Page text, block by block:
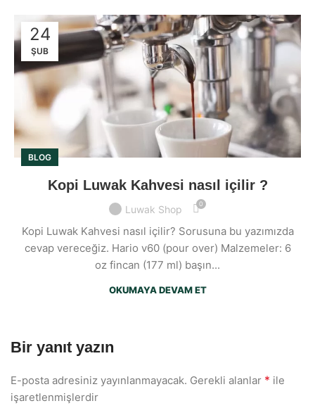
24
ŞUB
BLOG
Kopi Luwak Kahvesi nasıl içilir ?
Luwak Shop 0
Kopi Luwak Kahvesi nasıl içilir? Sorusuna bu yazımızda
cevap vereceğiz. Hario v60 (pour over) Malzemeler: 6
oz fincan (177 ml) başın...
OKUMAYA DEVAM ET
Bir yanıt yazın
E-posta adresiniz yayınlanmayacak. Gerekli alanlar * ile
işaretlenmişlerdir